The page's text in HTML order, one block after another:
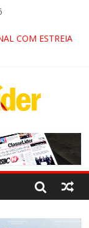
COM ESTREIA
NO FIM
NA RETA FINAL